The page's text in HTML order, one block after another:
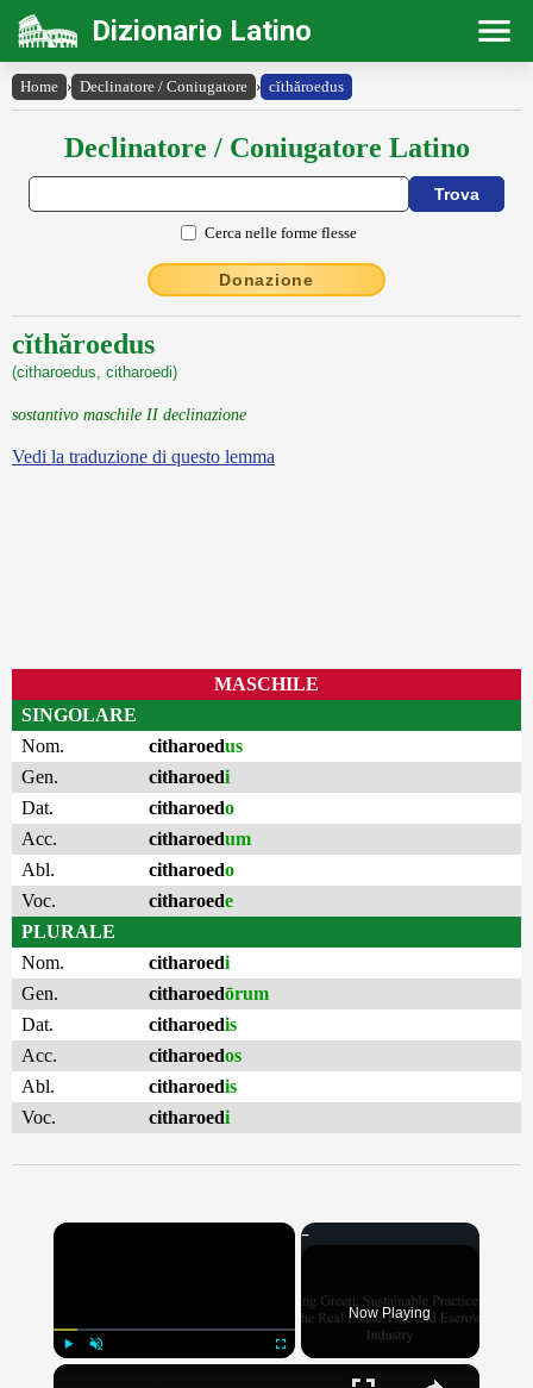
Dizionario Latino
Home › Declinatore / Coniugatore › cĭthăroedus
Declinatore / Coniugatore Latino
Cerca nelle forme flesse
Donazione
cĭthăroedus
(citharoedus, citharoedi)
sostantivo maschile II declinazione
Vedi la traduzione di questo lemma
MASCHILE
SINGOLARE
Nom.
citharoedus
Gen.
citharoedi
Dat.
citharoedo
Acc.
citharoedum
Abl.
citharoedo
Voc.
citharoede
PLURALE
Nom.
citharoedi
Gen.
citharoedōrum
Dat.
citharoedis
Acc.
citharoedos
Abl.
citharoedis
Voc.
citharoedi
×
Now Playing
×